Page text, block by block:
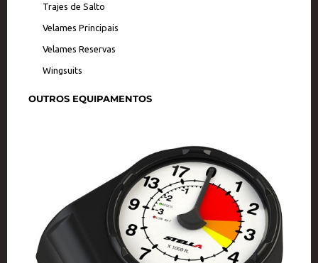
Trajes de Salto
Velames Principais
Velames Reservas
Wingsuits
OUTROS EQUIPAMENTOS